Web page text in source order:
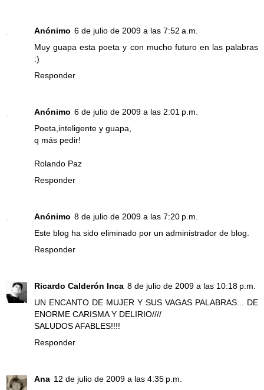
Anónimo 6 de julio de 2009 a las 7:52 a.m.
Muy guapa esta poeta y con mucho futuro en las palabras
:)
Responder
Anónimo 6 de julio de 2009 a las 2:01 p.m.
Poeta,inteligente y guapa,
q más pedir!
Rolando Paz
Responder
Anónimo 8 de julio de 2009 a las 7:20 p.m.
Este blog ha sido eliminado por un administrador de blog.
Responder
Ricardo Calderón Inca 8 de julio de 2009 a las 10:18 p.m.
UN ENCANTO DE MUJER Y SUS VAGAS PALABRAS... DE
ENORME CARISMA Y DELIRIO////
SALUDOS AFABLES!!!!
Responder
Ana 12 de julio de 2009 a las 4:35 p.m.